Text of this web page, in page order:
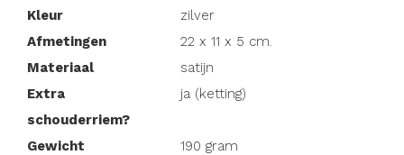
Kleur
zilver
Afmetingen
22 x 11 x 5 cm.
Materiaal
satijn
Extra
schouderriem?
ja (ketting)
Gewicht
190 gram